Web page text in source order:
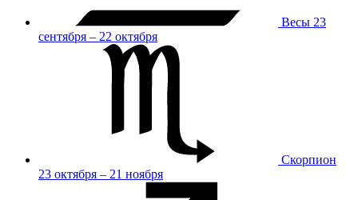
Весы 23
сентября – 22 октября
Скорпион
23 октября – 21 ноября